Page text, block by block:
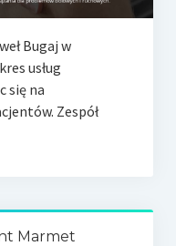
Bugaj w
usług
się na
Zespół
Marmet